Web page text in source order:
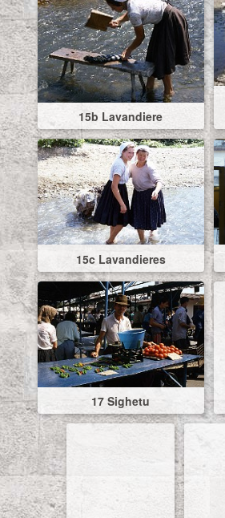
15b Lavandiere
15c Lavandieres
17 Sighetu